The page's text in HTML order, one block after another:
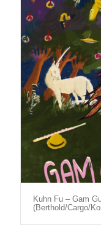
Kuhn Fu – Gam
(Berthold/Cargo/